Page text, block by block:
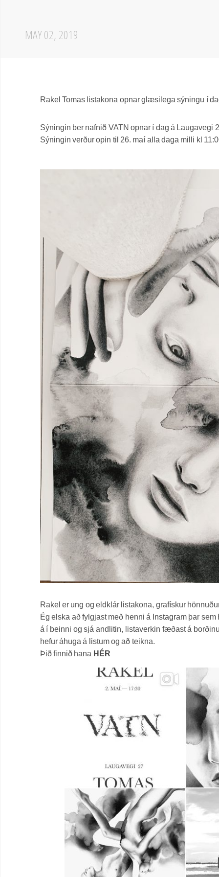
MAY 02, 2019
Rakel Tomas listakona opnar glæsilega sýningu í
Sýningin ber nafnið VATN opnar í dag á Laugavegi
Sýningin verður opin til 26. maí alla daga milli kl
Rakel er ung og eldklár listakona, grafískur
Ég elska að fylgjast með henni á Instagramþar sem
á í beinni og sjá andlitin, listaverkin fæðast á
hefur áhuga á listum og að teikna.
Þið finnið hana HÉR